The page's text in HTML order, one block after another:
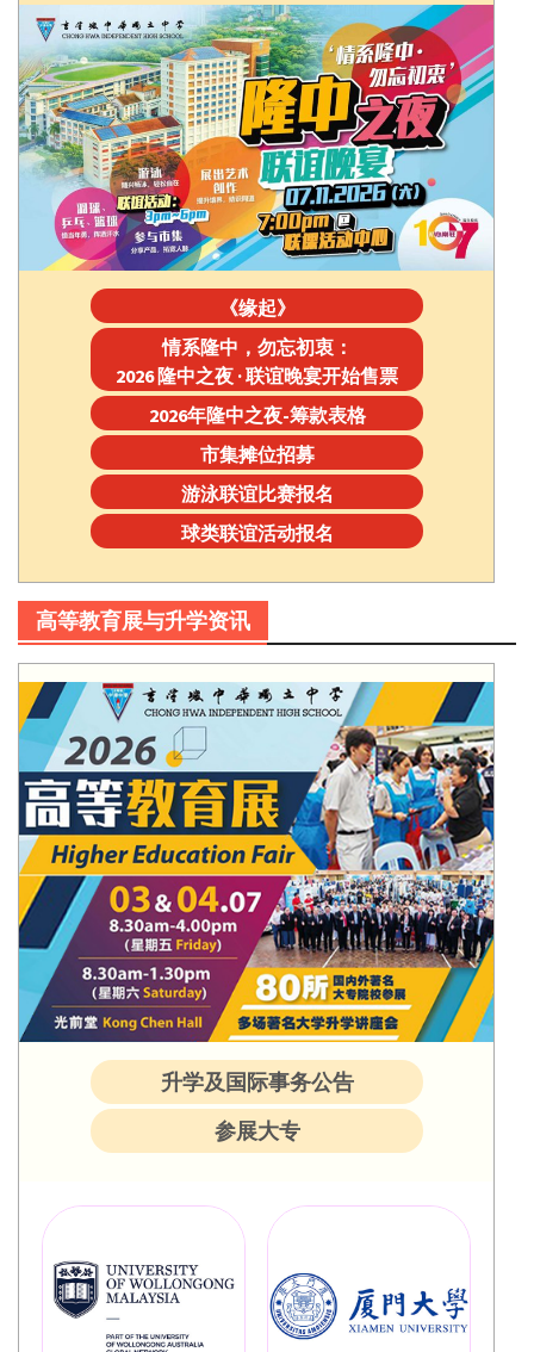
《缘起》
情系隆中，勿忘初衷：
2026 隆中之夜 · 联谊晚宴开始售票
2026年隆中之夜-筹款表格
市集摊位招募
游泳联谊比赛报名
球类联谊活动报名
高等教育展与升学资讯
升学及国际事务公告
参展大专